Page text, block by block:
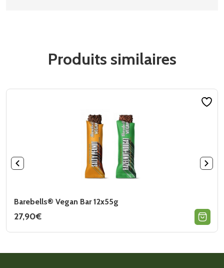
Produits similaires
Barebells® Vegan Bar 12x55g
27,90€
produit